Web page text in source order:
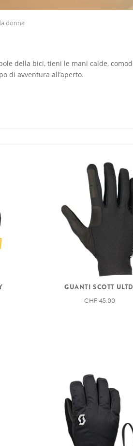
donna
della bici, tieni le mani calde,
di avventura all’aperto.
GUANTI SCOTT
CHF 45.00